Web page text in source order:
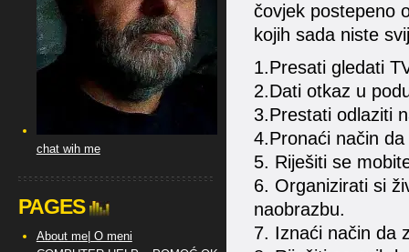
čovjek postepeno
kojih sada niste
1.Presati gledati
2.Dati otkaz u
3.Prestati odlaziti
4.Pronaći način
5. Riješiti se
6. Organizirati si
naobrazbu.
7. Iznaći način da
chat wih me
PAGES
About me| O meni